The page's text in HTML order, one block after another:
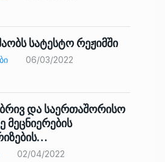
სატესტო რეჟიმში
06/03/2022
და საერთაშორისო
მეცნიერების
02/04/2022